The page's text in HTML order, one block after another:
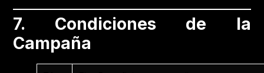
7. Condiciones de la
Campaña